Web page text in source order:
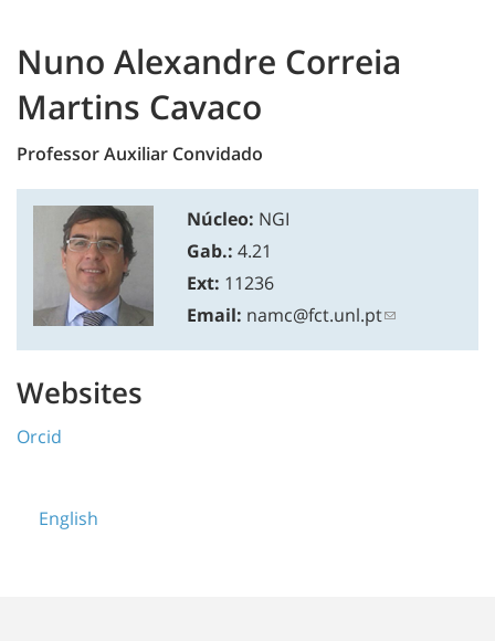
Nuno Alexandre Correia
Martins Cavaco
Professor Auxiliar Convidado
Núcleo: NGI
Gab.: 4.21
Ext: 11236
Email: namc@fct.unl.pt
Websites
Orcid
English